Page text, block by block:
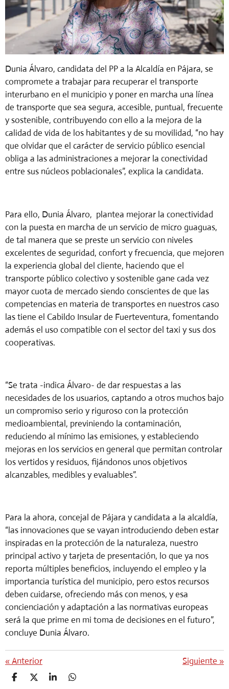
Dunia Álvaro, candidata del PP a la Alcaldía en Pájara, se
compromete a trabajar para recuperar el transporte
interurbano en el municipio y poner en marcha una línea
de transporte que sea segura, accesible, puntual, frecuente
y sostenible, contribuyendo con ello a la mejora de la
calidad de vida de los habitantes y de su movilidad, “no hay
que olvidar que el carácter de servicio público esencial
obliga a las administraciones a mejorar la conectividad
entre sus núcleos poblacionales”, explica la candidata.
Para ello, Dunia Álvaro, plantea mejorar la conectividad
con la puesta en marcha de un servicio de micro guaguas,
de tal manera que se preste un servicio con niveles
excelentes de seguridad, confort y frecuencia, que mejoren
la experiencia global del cliente, haciendo que el
transporte público colectivo y sostenible gane cada vez
mayor cuota de mercado siendo conscientes de que las
competencias en materia de transportes en nuestros caso
las tiene el Cabildo Insular de Fuerteventura, fomentando
además el uso compatible con el sector del taxi y sus dos
cooperativas.
“Se trata -indica Álvaro- de dar respuestas a las
necesidades de los usuarios, captando a otros muchos bajo
un compromiso serio y riguroso con la protección
medioambiental, previniendo la contaminación,
reduciendo al mínimo las emisiones, y estableciendo
mejoras en los servicios en general que permitan controlar
los vertidos y residuos, fijándonos unos objetivos
alcanzables, medibles y evaluables”.
Para la ahora, concejal de Pájara y candidata a la alcaldía,
“las innovaciones que se vayan introduciendo deben estar
inspiradas en la protección de la naturaleza, nuestro
principal activo y tarjeta de presentación, lo que ya nos
reporta múltiples beneficios, incluyendo el empleo y la
importancia turística del municipio, pero estos recursos
deben cuidarse, ofreciendo más con menos, y esa
concienciación y adaptación a las normativas europeas
será la que prime en mi toma de decisiones en el futuro”,
concluye Dunia Álvaro.
«Anterior Siguiente »
C
C
C
C